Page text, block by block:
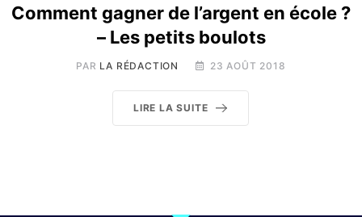
Comment gagner de l’argent en école ?
– Les petits boulots
PAR LA RÉDACTION 23 AOÛT 2018
LIRE LA SUITE